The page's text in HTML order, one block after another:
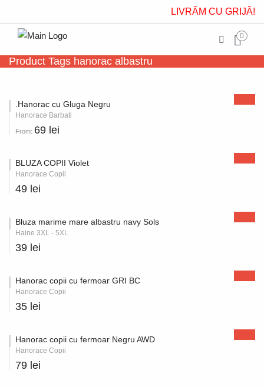
LIVRĂM CU GRIJĂ!
0
Product Tags hanorac albastru
.Hanorac cu Gluga Negru
Hanorace Barbati
From: 69 lei
BLUZA COPII Violet
Hanorace Copii
49 lei
Bluza marime mare albastru navy Sols
Haine 3XL - 5XL
39 lei
Hanorac copii cu fermoar GRI BC
Hanorace Copii
35 lei
Hanorac copii cu fermoar Negru AWD
Hanorace Copii
79 lei